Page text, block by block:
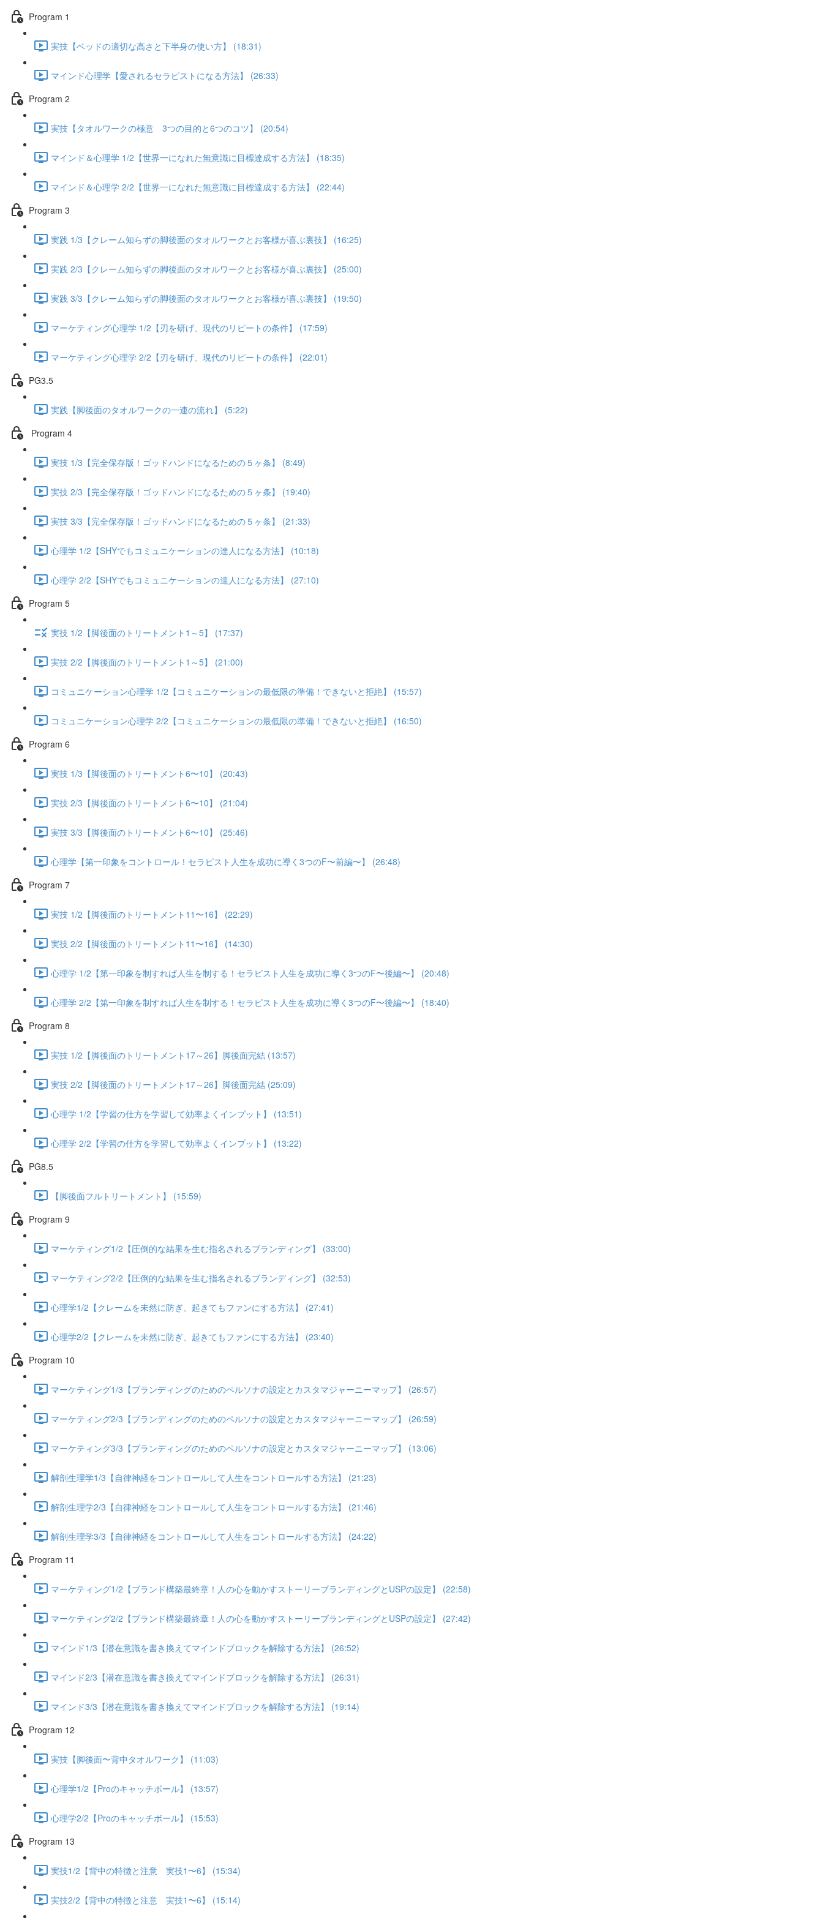
Program 1
実技【ベッドの適切な高さと下半身の使い方】 (18:31)
マインド心理学【愛されるセラピストになる方法】 (26:33)
Program 2
実技【タオルワークの極意 3つの目的と6つのコツ】 (20:54)
マインド＆心理学 1/2【世界一になれた無意識に目標達成する方法】 (18:35)
マインド＆心理学 2/2【世界一になれた無意識に目標達成する方法】 (22:44)
Program 3
実践 1/3【クレーム知らずの脚後面のタオルワークとお客様が喜ぶ裏技】 (16:25)
実践 2/3【クレーム知らずの脚後面のタオルワークとお客様が喜ぶ裏技】 (25:00)
実践 3/3【クレーム知らずの脚後面のタオルワークとお客様が喜ぶ裏技】 (19:50)
マーケティング心理学 1/2【刃を研げ、現代のリピートの条件】 (17:59)
マーケティング心理学 2/2【刃を研げ、現代のリピートの条件】 (22:01)
PG3.5
実践【脚後面のタオルワークの一連の流れ】 (5:22)
Program 4
実技 1/3【完全保存版！ゴッドハンドになるための５ヶ条】 (8:49)
実技 2/3【完全保存版！ゴッドハンドになるための５ヶ条】 (19:40)
実技 3/3【完全保存版！ゴッドハンドになるための５ヶ条】 (21:33)
心理学 1/2【SHYでもコミュニケーションの達人になる方法】 (10:18)
心理学 2/2【SHYでもコミュニケーションの達人になる方法】 (27:10)
Program 5
実技 1/2【脚後面のトリートメント1～5】 (17:37)
実技 2/2【脚後面のトリートメント1～5】 (21:00)
コミュニケーション心理学 1/2【コミュニケーションの最低限の準備！できないと拒絶】 (15:57)
コミュニケーション心理学 2/2【コミュニケーションの最低限の準備！できないと拒絶】 (16:50)
Program 6
実技 1/3【脚後面のトリートメント6〜10】 (20:43)
実技 2/3【脚後面のトリートメント6〜10】 (21:04)
実技 3/3【脚後面のトリートメント6〜10】 (25:46)
心理学【第一印象をコントロール！セラピスト人生を成功に導く3つのF〜前編〜】 (26:48)
Program 7
実技 1/2【脚後面のトリートメント11〜16】 (22:29)
実技 2/2【脚後面のトリートメント11〜16】 (14:30)
心理学 1/2【第一印象を制すれば人生を制する！セラピスト人生を成功に導く3つのF〜後編〜】 (20:48)
心理学 2/2【第一印象を制すれば人生を制する！セラピスト人生を成功に導く3つのF〜後編〜】 (18:40)
Program 8
実技 1/2【脚後面のトリートメント17～26】脚後面完結 (13:57)
実技 2/2【脚後面のトリートメント17～26】脚後面完結 (25:09)
心理学 1/2【学習の仕方を学習して効率よくインプット】 (13:51)
心理学 2/2【学習の仕方を学習して効率よくインプット】 (13:22)
PG8.5
【脚後面フルトリートメント】 (15:59)
Program 9
マーケティング1/2【圧倒的な結果を生む指名されるブランディング】 (33:00)
マーケティング2/2【圧倒的な結果を生む指名されるブランディング】 (32:53)
心理学1/2【クレームを未然に防ぎ、起きてもファンにする方法】 (27:41)
心理学2/2【クレームを未然に防ぎ、起きてもファンにする方法】 (23:40)
Program 10
マーケティング1/3【ブランディングのためのペルソナの設定とカスタマジャーニーマップ】 (26:57)
マーケティング2/3【ブランディングのためのペルソナの設定とカスタマジャーニーマップ】 (26:59)
マーケティング3/3【ブランディングのためのペルソナの設定とカスタマジャーニーマップ】 (13:06)
解剖生理学1/3【自律神経をコントロールして人生をコントロールする方法】 (21:23)
解剖生理学2/3【自律神経をコントロールして人生をコントロールする方法】 (21:46)
解剖生理学3/3【自律神経をコントロールして人生をコントロールする方法】 (24:22)
Program 11
マーケティング1/2【ブランド構築最終章！人の心を動かすストーリーブランディングとUSPの設定】 (22:58)
マーケティング2/2【ブランド構築最終章！人の心を動かすストーリーブランディングとUSPの設定】 (27:42)
マインド1/3【潜在意識を書き換えてマインドブロックを解除する方法】 (26:52)
マインド2/3【潜在意識を書き換えてマインドブロックを解除する方法】 (26:31)
マインド3/3【潜在意識を書き換えてマインドブロックを解除する方法】 (19:14)
Program 12
実技【脚後面〜背中タオルワーク】 (11:03)
心理学1/2【Proのキャッチボール】 (13:57)
心理学2/2【Proのキャッチボール】 (15:53)
Program 13
実技1/2【背中の特徴と注意 実技1〜6】 (15:34)
実技2/2【背中の特徴と注意 実技1〜6】 (15:14)